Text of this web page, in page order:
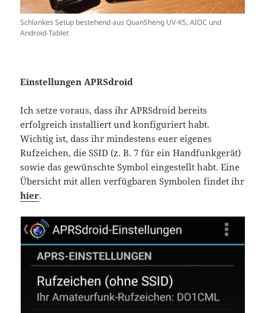
Schlankes Setup bestehend aus QuanSheng UV-K5, AIOC und
Android-Tablet
Einstellungen APRSdroid
Ich setze voraus, dass ihr APRSdroid bereits
erfolgreich installiert und konfiguriert habt.
Wichtig ist, dass ihr mindestens euer eigenes
Rufzeichen, die SSID (z. B. 7 für ein Handfunkgerät)
sowie das gewünschte Symbol eingestellt habt. Eine
Übersicht mit allen verfügbaren Symbolen findet ihr
hier.